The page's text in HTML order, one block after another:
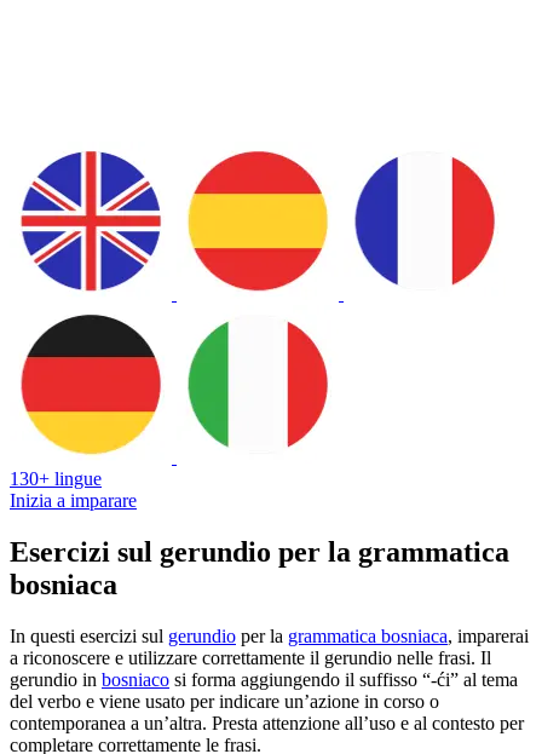
130+ lingue
Inizia a imparare
Esercizi sul gerundio per la grammatica
bosniaca
In questi esercizi sul gerundio per la grammatica bosniaca, imparerai
a riconoscere e utilizzare correttamente il gerundio nelle frasi. Il
gerundio in bosniaco si forma aggiungendo il suffisso “-ći” al tema
del verbo e viene usato per indicare un’azione in corso o
contemporanea a un’altra. Presta attenzione all’uso e al contesto per
completare correttamente le frasi.